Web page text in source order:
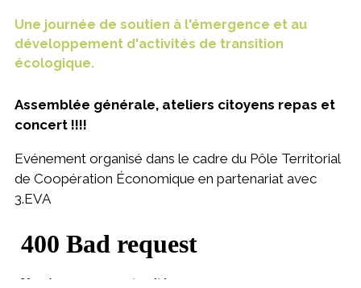
Une journée de soutien à l'émergence et au
développement d'activités de transition
écologique.
Assemblée générale, ateliers citoyens repas et
concert !!!!
Evénement organisé dans le cadre du Pôle Territorial
de Coopération Économique en partenariat avec
3.EVA